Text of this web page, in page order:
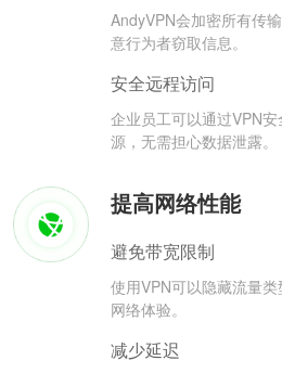
AndyVPN会加密所有传
意行为者窃取信息。
安全远程访问
企业员工可以通过VPN
源，无需担心数据泄露。
提高网络性能
避免带宽限制
使用VPN可以隐藏流量
网络体验。
减少延迟